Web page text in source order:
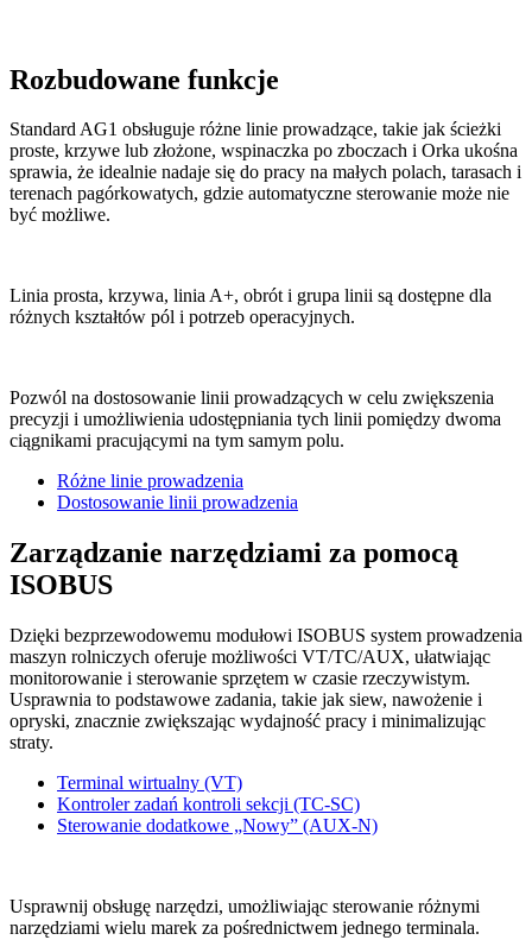
Rozbudowane funkcje
Standard AG1 obsługuje różne linie prowadzące, takie jak ścieżki
proste, krzywe lub złożone, wspinaczka po zboczach i Orka ukośna
sprawia, że idealnie nadaje się do pracy na małych polach, tarasach i
terenach pagórkowatych, gdzie automatyczne sterowanie może nie
być możliwe.
Linia prosta, krzywa, linia A+, obrót i grupa linii są dostępne dla
różnych kształtów pól i potrzeb operacyjnych.
Pozwól na dostosowanie linii prowadzących w celu zwiększenia
precyzji i umożliwienia udostępniania tych linii pomiędzy dwoma
ciągnikami pracującymi na tym samym polu.
Różne linie prowadzenia
Dostosowanie linii prowadzenia
Zarządzanie narzędziami za pomocą
ISOBUS
Dzięki bezprzewodowemu modułowi ISOBUS system prowadzenia
maszyn rolniczych oferuje możliwości VT/TC/AUX, ułatwiając
monitorowanie i sterowanie sprzętem w czasie rzeczywistym.
Usprawnia to podstawowe zadania, takie jak siew, nawożenie i
opryski, znacznie zwiększając wydajność pracy i minimalizując
straty.
Terminal wirtualny (VT)
Kontroler zadań kontroli sekcji (TC-SC)
Sterowanie dodatkowe „Nowy” (AUX-N)
Usprawnij obsługę narzędzi, umożliwiając sterowanie różnymi
narzędziami wielu marek za pośrednictwem jednego terminala.